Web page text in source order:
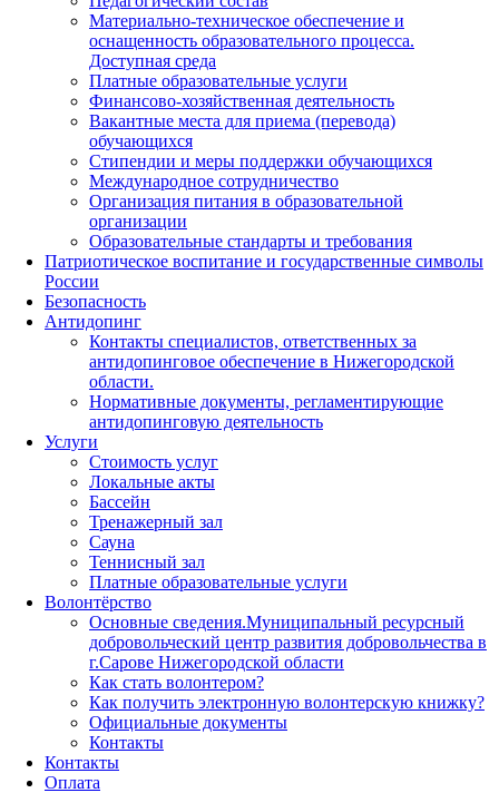
Материально-техническое обеспечение и
оснащенность образовательного процесса.
Доступная среда
Платные образовательные услуги
Финансово-хозяйственная деятельность
Вакантные места для приема (перевода)
обучающихся
Стипендии и меры поддержки обучающихся
Международное сотрудничество
Организация питания в образовательной
организации
Образовательные стандарты и требования
Патриотическое воспитание и государственные символы
России
Безопасность
Антидопинг
Контакты специалистов, ответственных за
антидопинговое обеспечение в Нижегородской
области.
Нормативные документы, регламентирующие
антидопинговую деятельность
Услуги
Стоимость услуг
Локальные акты
Бассейн
Тренажерный зал
Сауна
Теннисный зал
Платные образовательные услуги
Волонтёрство
Основные сведения.Муниципальный ресурсный
добровольческий центр развития добровольчества в
г.Сарове Нижегородской области
Как стать волонтером?
Как получить электронную волонтерскую книжку?
Официальные документы
Контакты
Контакты
Оплата